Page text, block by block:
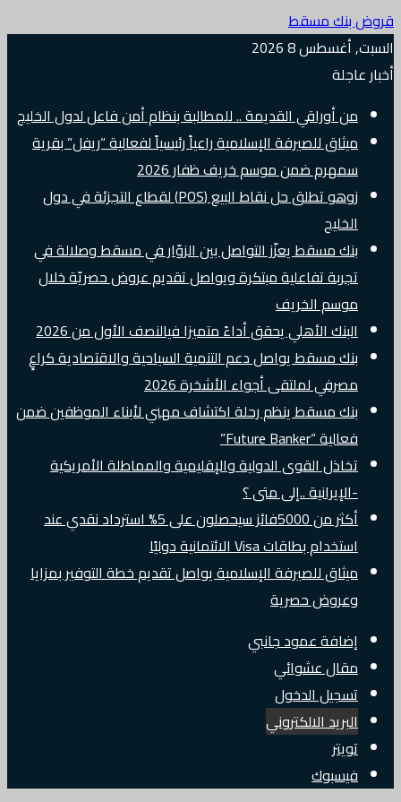
قروض بنك مسقط
السبت, أغسطس 8 2026
أخبار عاجلة
من أوراقي القديمة .. للمطالبة بنظام أمن فاعل لدول الخليج
ميثاق للصيرفة الإسلامية راعياً رئيسياً لفعالية “ريفل” بقرية
سمهرم ضمن موسم خريف ظفار 2026
زوهو تطلق حل نقاط البيع (POS) لقطاع التجزئة في دول
الخليج
بنك مسقط يعزّز التواصل بين الزوّار في مسقط وصلالة في
تجربة تفاعلية مبتكرة ويواصل تقديم عروض حصريّة خلال
موسم الخريف
البنك الأهلي يحقق أداءً متميزا فيالنصف الأول من 2026
بنك مسقط يواصل دعم التنمية السياحية والاقتصادية كراعٍ
مصرفي لملتقى أجواء الأشخرة 2026
بنك مسقط ينظم رحلة اكتشاف مهني لأبناء الموظفين ضمن
فعالية “Future Banker”
تخاذل القوى الدولية والإقليمية والمماطلة الأمريكية
-الإيرانية ..إلى متى ؟
أكثر من 5000فائز سيحصلون على 5% استرداد نقدي عند
استخدام بطاقات Visa الائتمانية دوليًا
ميثاق للصيرفة الإسلامية يواصل تقديم خطة التوفير بمزايا
وعروض حصرية
إضافة عمود جانبي
مقال عشوائي
تسجيل الدخول
البريد الالكتروني
تويتر
فيسبوك